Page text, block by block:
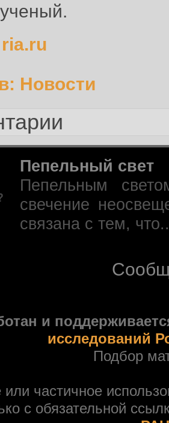
ria.ru
Новости
Пепельный свет
Пепельным
свечение
связана с тем,
и
исследований
Подбор
или частичное
с обязательной